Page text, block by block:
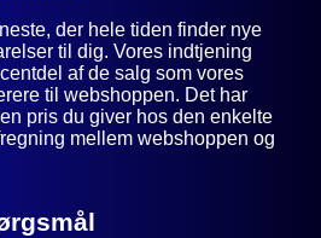
der hele tiden finder nye
til dig. Vores indtjening
af de salg som vores
til webshoppen. Det har
pris du giver hos den enkelte
mellem webshoppen og